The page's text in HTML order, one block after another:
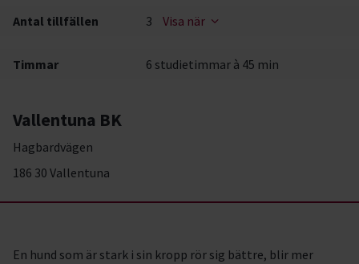
Antal tillfällen 3 Visa när
Timmar 6 studietimmar à 45 min
Vallentuna BK
Hagbardvägen
186 30 Vallentuna
En hund som är stark i sin kropp rör sig bättre, blir mer